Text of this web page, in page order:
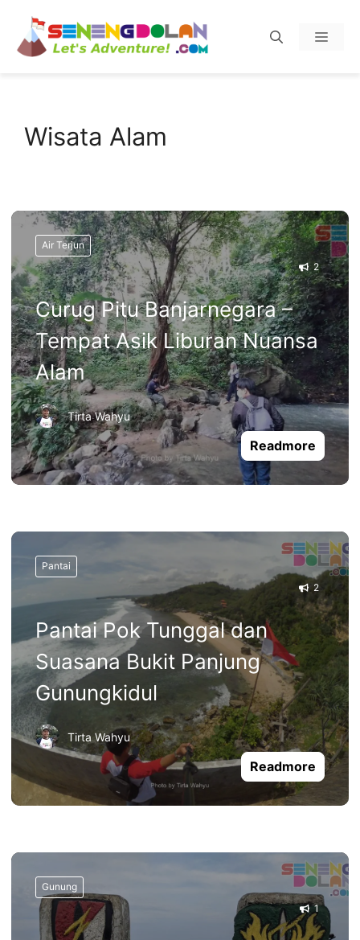
content
Menu
Wisata Alam
Air Terjun
2
Curug Pitu Banjarnegara –
Tempat Asik Liburan Nuansa
Alam
Tirta Wahyu
Readmore
Pantai
2
Pantai Pok Tunggal dan
Suasana Bukit Panjung
Gunungkidul
Tirta Wahyu
Readmore
Gunung
1